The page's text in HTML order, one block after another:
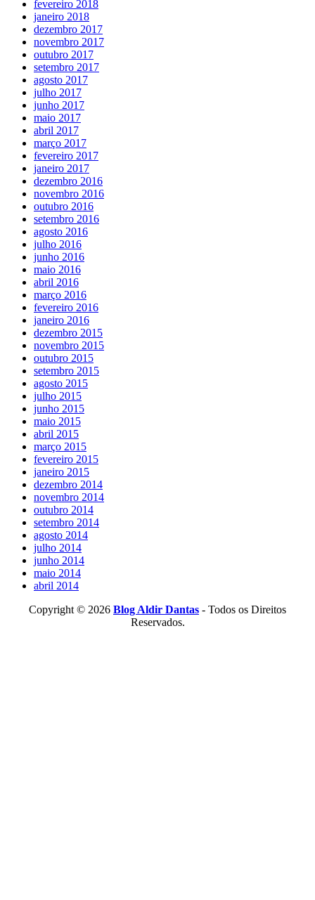
fevereiro 2018
janeiro 2018
dezembro 2017
novembro 2017
outubro 2017
setembro 2017
agosto 2017
julho 2017
junho 2017
maio 2017
abril 2017
março 2017
fevereiro 2017
janeiro 2017
dezembro 2016
novembro 2016
outubro 2016
setembro 2016
agosto 2016
julho 2016
junho 2016
maio 2016
abril 2016
março 2016
fevereiro 2016
janeiro 2016
dezembro 2015
novembro 2015
outubro 2015
setembro 2015
agosto 2015
julho 2015
junho 2015
maio 2015
abril 2015
março 2015
fevereiro 2015
janeiro 2015
dezembro 2014
novembro 2014
outubro 2014
setembro 2014
agosto 2014
julho 2014
junho 2014
maio 2014
abril 2014
Copyright © 2026 Blog Aldir Dantas - Todos os Direitos
Reservados.